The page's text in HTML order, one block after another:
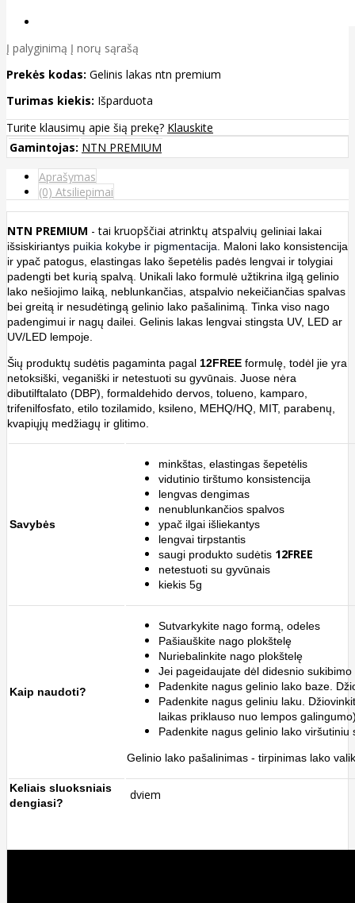
Į palyginimą Į norų sąrašą
Prekės kodas: Gelinis lakas ntn premium
Turimas kiekis: Išparduota
Turite klausimų apie šią prekę? Klauskite
Gamintojas: NTN PREMIUM
Aprašymas
(0) Atsiliepimai
NTN PREMIUM - tai kruopščiai atrinktų atspalvių geliniai lakai
išsiskiriantys puikia kokybe ir pigmentacija.
Maloni lako konsistencija
ir ypač patogus, elastingas lako šepetėlis padės lengvai ir tolygiai
padengti bet kurią spalvą. Unikali lako formulė užtikrina ilgą gelinio
lako nešiojimo laiką, neblunkančias, atspalvio nekeičiančias spalvas
bei greitą ir nesudėtingą gelinio lako pašalinimą. Tinka viso nago
padengimui ir nagų dailei. Gelinis lakas lengvai stingsta UV, LED ar
UV/LED lempoje.
Šių produktų sudėtis pagaminta pagal 12FREE formulę, todėl jie yra
netoksiški, veganiški ir netestuoti su gyvūnais. Juose nėra
dibutilftalato (DBP), formaldehido dervos, tolueno, kamparo,
trifenilfosfato, etilo tozilamido, ksileno, MEHQ/HQ, MIT, parabenų,
kvapiųjų medžiagų ir glitimo.
Savybės
minkštas, elastingas šepetėlis
vidutinio tirštumo konsistencija
lengvas dengimas
nenublunkančios spalvos
ypač ilgai išliekantys
lengvai tirpstantis
saugi produkto sudėtis 12FREE
netestuoti su gyvūnais
kiekis 5g
Kaip naudoti?
Sutvarkykite nago formą, odeles
Pašiauškite nago plokštelę
Nuriebalinkite nago plokštelę
Jei pageidaujate dėl didesnio
Padenkite nagus gelinio lako baze.
Padenkite nagus geliniu laku.
laikas priklauso nuo lempos
Padenkite nagus gelinio lako
Gelinio lako pašalinimas - tirpinimas lako
Keliais sluoksniais
dengiasi?
dviem